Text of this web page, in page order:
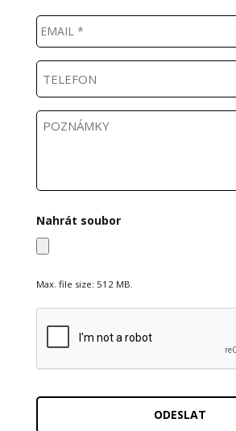
o
E
m
a
*
T
l
e
P
m
y
Nahrát soubor
Max. file size: 512 MB.
C
C
A